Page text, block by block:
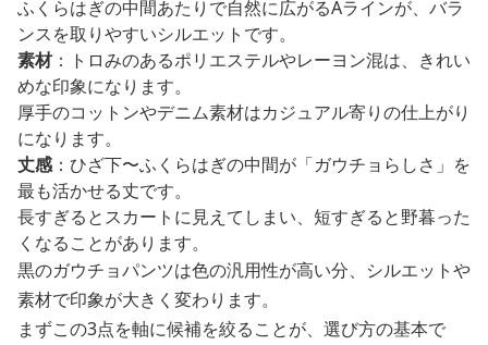
ふくらはぎの中間あたりで自然に広がるAラインが、バラ
ンスを取りやすいシルエットです。
素材：トロみのあるポリエステルやレーヨン混は、きれい
めな印象になります。
厚手のコットンやデニム素材はカジュアル寄りの仕上がり
になります。
丈感：ひざ下〜ふくらはぎの中間が「ガウチョらしさ」を
最も活かせる丈です。
長すぎるとスカートに見えてしまい、短すぎると野暮った
くなることがあります。
黒のガウチョパンツは色の汎用性が高い分、シルエットや
素材で印象が大きく変わります。
まずこの3点を軸に候補を絞ることが、選び方の基本で